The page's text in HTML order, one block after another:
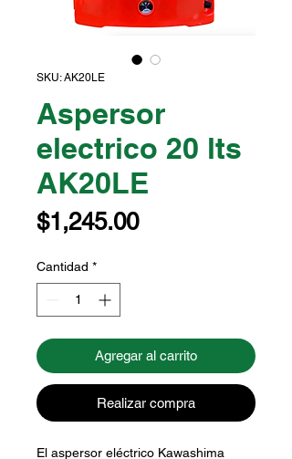
SKU: AK20LE
Aspersor
electrico 20 lts
AK20LE
$1,245.00Precio
Cantidad *
Agregar al carrito
Realizar compra
El aspersor eléctrico Kawashima